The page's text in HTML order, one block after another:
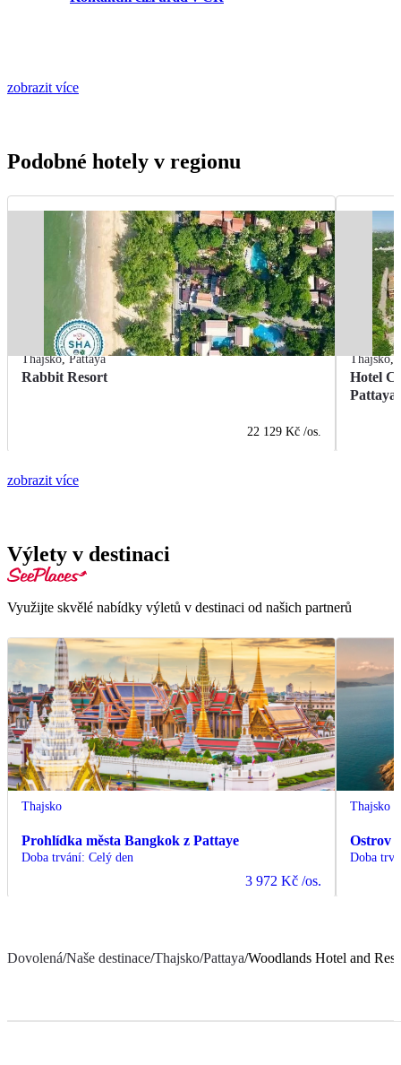
zobrazit více
Podobné hotely v regionu
Thajsko,Pattaya
Rabbit Resort
22 129 Kč /os.
Thajsko,
Hotel
Pattaya
zobrazit více
Výlety v destinaci
Využijte skvělé nabídky výletů v destinaci od našich partnerů
Thajsko
Prohlídka města Bangkok z Pattaye
Doba trvání: Celý den
3 972 Kč /os.
Thajsko
Ostrov
Doba
Dovolená/Naše destinace/Thajsko/Pattaya/Woodlands Hotel and